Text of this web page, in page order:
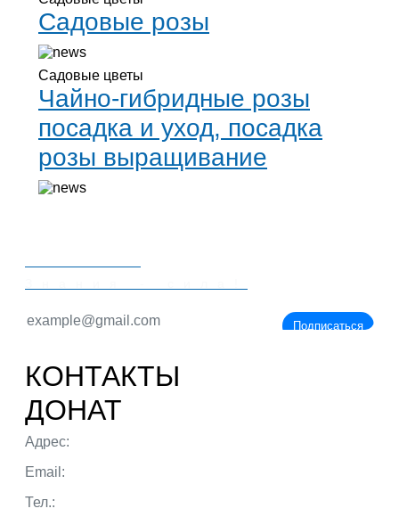
Садовые розы
Садовые цветы
Чайно-гибридные розы
посадка и уход, посадка
розы выращивание
Подписаться
КОНТАКТЫ
ДОНАТ
Адрес:
Email:
Тел.: